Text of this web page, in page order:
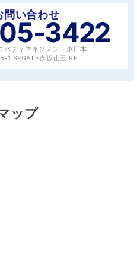
問い合わせ
3422
パティマネジメント東日本
1 S-GATE赤坂山王 9F
ップ